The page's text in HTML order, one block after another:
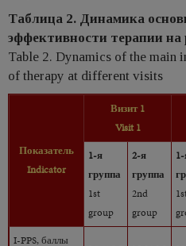
Таблица 2. Динамика
эффективности терапии на
Table 2. Dynamics of the main
of therapy at different visits
Показатель
Indicator
Визит 1
Visit 1
1-я
группа
1st
group
2-я
группа
2nd
group
I-PPS, баллы